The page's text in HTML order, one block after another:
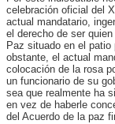
celebración oficial del
actual mandatario,
el derecho de ser
Paz situado en el
obstante, el actual
colocación de la rosa
un funcionario de su
sea que realmente ha
en vez de haberle
del Acuerdo de la paz